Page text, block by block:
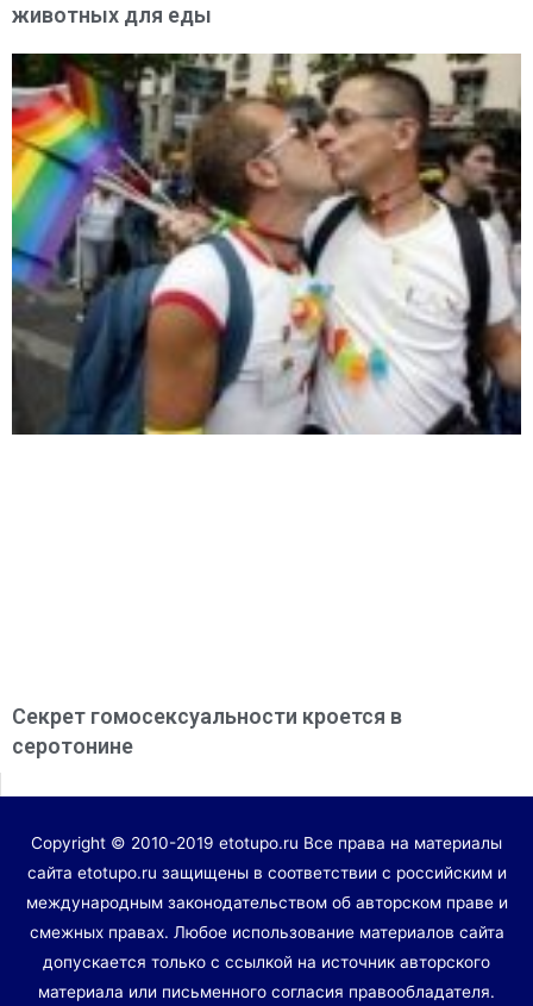
животных для еды
Секрет гомосексуальности кроется в
серотонине
Copyright © 2010-2019 etotupo.ru Все права на материалы
сайта etotupo.ru защищены в соответствии с российским и
международным законодательством об авторском праве и
смежных правах. Любое использование материалов сайта
допускается только с ссылкой на источник авторского
материала или письменного согласия правообладателя.